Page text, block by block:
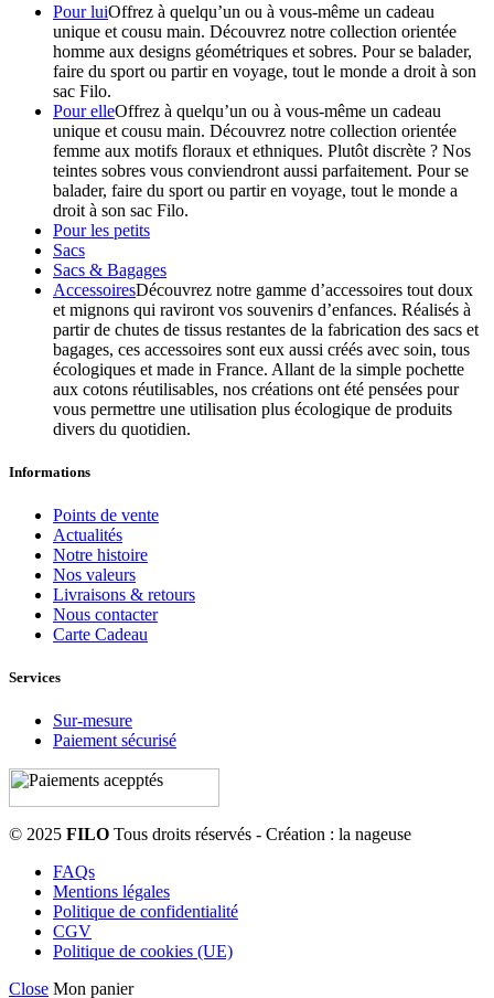
Pour luiOffrez à quelqu’un ou à vous-même un cadeau
unique et cousu main. Découvrez notre collection orientée
homme aux designs géométriques et sobres. Pour se balader,
faire du sport ou partir en voyage, tout le monde a droit à son
sac Filo.
Pour elleOffrez à quelqu’un ou à vous-même un cadeau
unique et cousu main. Découvrez notre collection orientée
femme aux motifs floraux et ethniques. Plutôt discrète ? Nos
teintes sobres vous conviendront aussi parfaitement. Pour se
balader, faire du sport ou partir en voyage, tout le monde a
droit à son sac Filo.
Pour les petits
Sacs
Sacs & Bagages
AccessoiresDécouvrez notre gamme d’accessoires tout doux
et mignons qui raviront vos souvenirs d’enfances. Réalisés à
partir de chutes de tissus restantes de la fabrication des sacs et
bagages, ces accessoires sont eux aussi créés avec soin, tous
écologiques et made in France. Allant de la simple pochette
aux cotons réutilisables, nos créations ont été pensées pour
vous permettre une utilisation plus écologique de produits
divers du quotidien.
Informations
Points de vente
Actualités
Notre histoire
Nos valeurs
Livraisons & retours
Nous contacter
Carte Cadeau
Services
Sur-mesure
Paiement sécurisé
© 2025 FILO Tous droits réservés - Création : la nageuse
FAQs
Mentions légales
Politique de confidentialité
CGV
Politique de cookies (UE)
Close Mon panier